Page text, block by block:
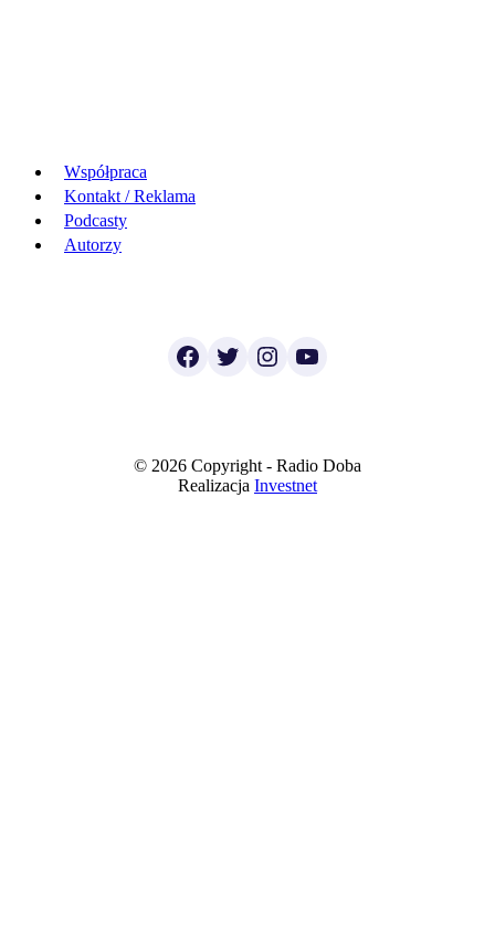
Współpraca
Kontakt / Reklama
Podcasty
Autorzy
Facebook
TwitterInstagram
YouTube
© 2026 Copyright - Radio Doba
Realizacja Investnet